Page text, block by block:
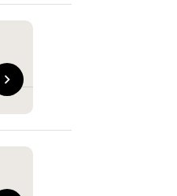
chevron_right